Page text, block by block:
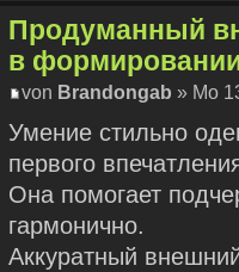
Продуманный
в
von Brandongab » Mo
Умение стильно
первого
Она помогает
гармонично.
Аккуратный